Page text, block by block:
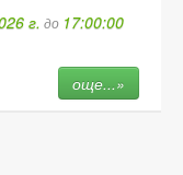
г. до 17:00:00
още...»